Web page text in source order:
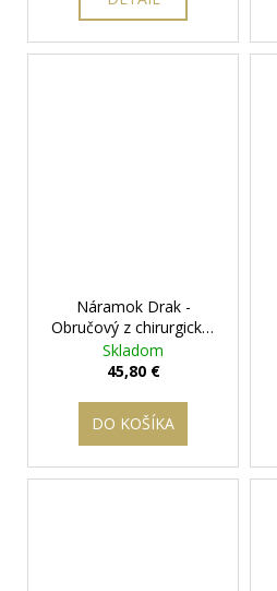
Náramok Drak -
Obručový z chirurgickej
ocele+ darčeková
krabička zadarmo
Skladom
45,80 €
DO KOŠÍKA